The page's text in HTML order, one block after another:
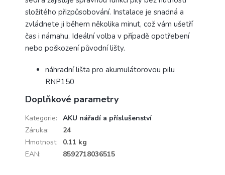
složitého přizpůsobování. Instalace je snadná a
zvládnete ji během několika minut, což vám ušetří
čas i námahu. Ideální volba v případě opotřebení
nebo poškození původní lišty.
náhradní lišta pro akumulátorovou pilu
RNP150
Doplňkové parametry
Kategorie:
AKU nářadí a příslušenství
Záruka:
24
Hmotnost:
0.11 kg
EAN: 8592718036515